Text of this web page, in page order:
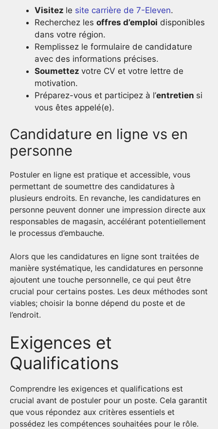
Visitez le site carrière de 7-Eleven.
Recherchez les offres d’emploi disponibles
dans votre région.
Remplissez le formulaire de candidature
avec des informations précises.
Soumettez votre CV et votre lettre de
motivation.
Préparez-vous et participez à l’entretien si
vous êtes appelé(e).
Candidature en ligne vs en
personne
Postuler en ligne est pratique et accessible, vous
permettant de soumettre des candidatures à
plusieurs endroits. En revanche, les candidatures en
personne peuvent donner une impression directe aux
responsables de magasin, accélérant potentiellement
le processus d’embauche.
Alors que les candidatures en ligne sont traitées de
manière systématique, les candidatures en personne
ajoutent une touche personnelle, ce qui peut être
crucial pour certains postes. Les deux méthodes sont
viables; choisir la bonne dépend du poste et de
l’endroit.
Exigences et
Qualifications
Comprendre les exigences et qualifications est
crucial avant de postuler pour un poste. Cela garantit
que vous répondez aux critères essentiels et
possédez les compétences souhaitées pour le rôle.